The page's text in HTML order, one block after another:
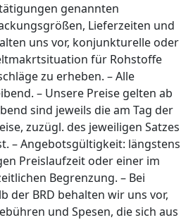
genannten
Lieferzeiten und
uns vor, konjunkturelle oder
für Rohstoffe
zu erheben. – Alle
– Unsere Preise gelten ab
sind jeweils die am Tag der
zuzügl. des jeweiligen Satzes
– Angebotsgültigkeit: längstens
Preislaufzeit oder einer im
Begrenzung. – Bei
der BRD behalten wir uns vor,
und Spesen, die sich aus